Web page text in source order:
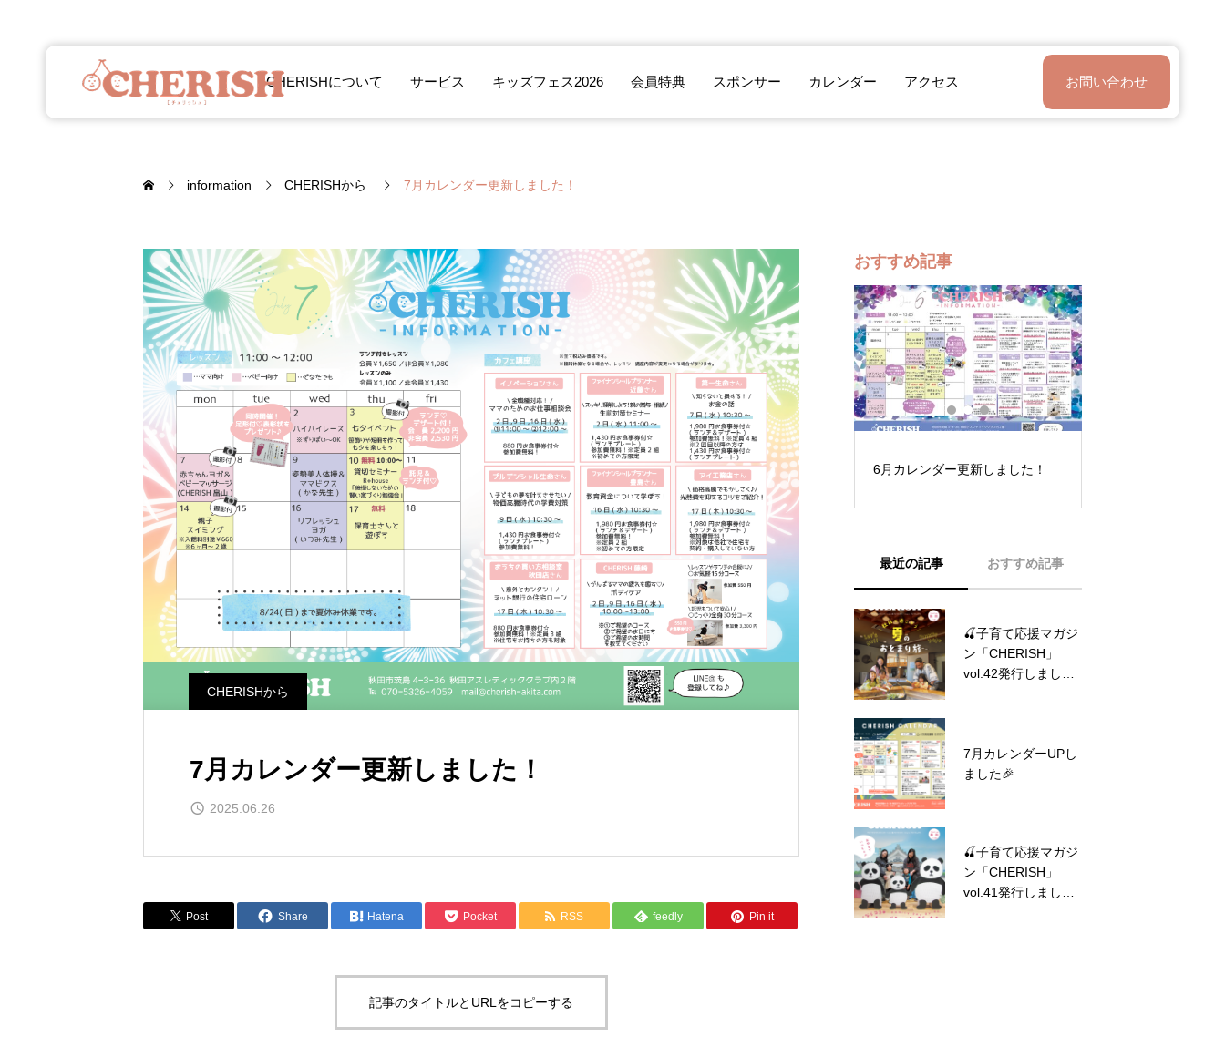
CHERISHについて サービス キッズフェス2026 会員特典 スポンサー カレンダー アクセス お問い合わせ
information CHERISHから 7月カレンダー更新しました！
CHERISHから
7月カレンダー更新しました！
2025.06.26
Post Share Hatena Pocket RSS feedly Pin it
記事のタイトルとURLをコピーする
おすすめ記事
4月カレンダー更新しました！ 6月カレンダー更新しました！
最近の記事 おすすめ記事
🍒子育て応援マガジ
ン「CHERISH」
vol.42発行しまし
7月カレンダーUPし
ました🎉
🍒子育て応援マガジ
ン「CHERISH」
vol.41発行しまし
9月カレンダー更新
「CHERISH」vol.35
発行しました！
6月カレンダー更新